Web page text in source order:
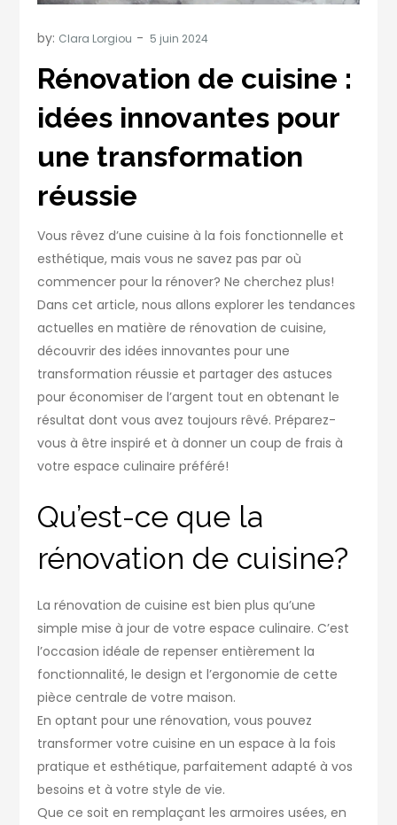
by: Clara Lorgiou
Rénovation de cuisine :
idées innovantes pour
une transformation
réussie
Vous rêvez d’une cuisine à la fois fonctionnelle et
esthétique, mais vous ne savez pas par où
commencer pour la rénover? Ne cherchez plus!
Dans cet article, nous allons explorer les tendances
actuelles en matière de rénovation de cuisine,
découvrir des idées innovantes pour une
transformation réussie et partager des astuces
pour économiser de l’argent tout en obtenant le
résultat dont vous avez toujours rêvé. Préparez-
vous à être inspiré et à donner un coup de frais à
votre espace culinaire préféré!
Qu’est-ce que la
rénovation de cuisine?
La rénovation de cuisine est bien plus qu’une
simple mise à jour de votre espace culinaire. C’est
l’occasion idéale de repenser entièrement la
fonctionnalité, le design et l’ergonomie de cette
pièce centrale de votre maison.
En optant pour une rénovation, vous pouvez
transformer votre cuisine en un espace à la fois
pratique et esthétique, parfaitement adapté à vos
besoins et à votre style de vie.
Que ce soit en remplaçant les armoires usées, en